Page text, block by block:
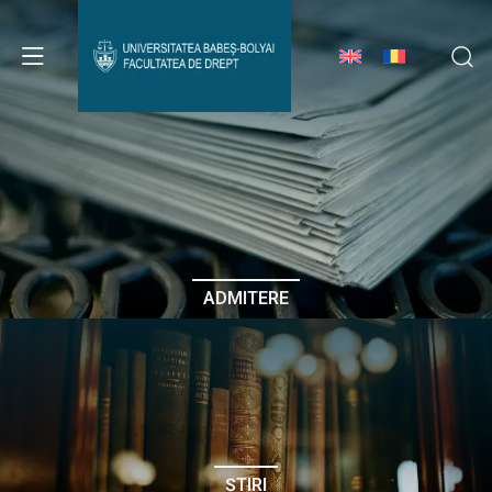
Avizier Studenți
Studii
Admitere
Erasmus & Internațional
Despre Facultate
ADMITERE
ȘTIRI